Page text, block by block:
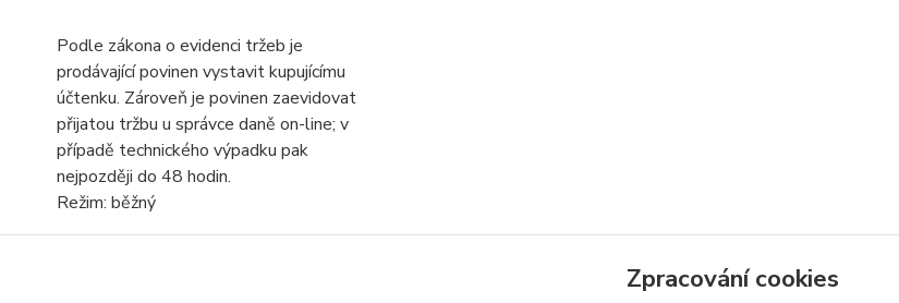
Podle zákona o evidenci tržeb je
prodávající povinen vystavit kupujícímu
účtenku. Zároveň je povinen zaevidovat
přijatou tržbu u správce daně on-line; v
případě technického výpadku pak
nejpozději do 48 hodin.
Režim: běžný
Zpracování cookies